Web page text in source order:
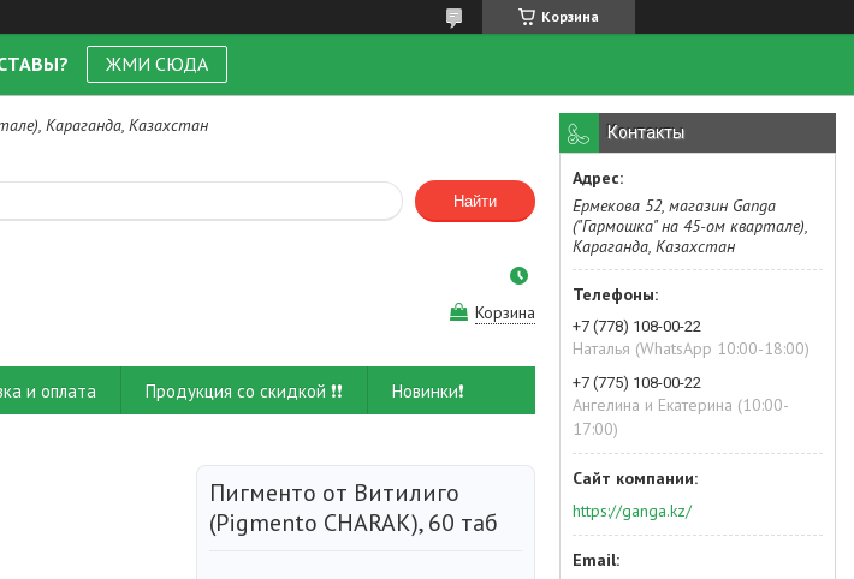
Корзина
ЖМИ СЮДА
Караганда, Казахстан
Найти
Корзина
и оплата Продукция со скидкой ❗❗ Новинки❗
Пигменто от Витилиго
(Pigmento CHARAK), 60 таб
Контакты
Ермекова 52, магазин Ganga
("Гармошка" на 45-ом квартале),
Караганда, Казахстан
+7 (778) 108-00-22
Наталья (WhatsApp 10:00-18:00)
+7 (775) 108-00-22
Ангелина и Екатерина (10:00-
17:00)
https://ganga.kz/